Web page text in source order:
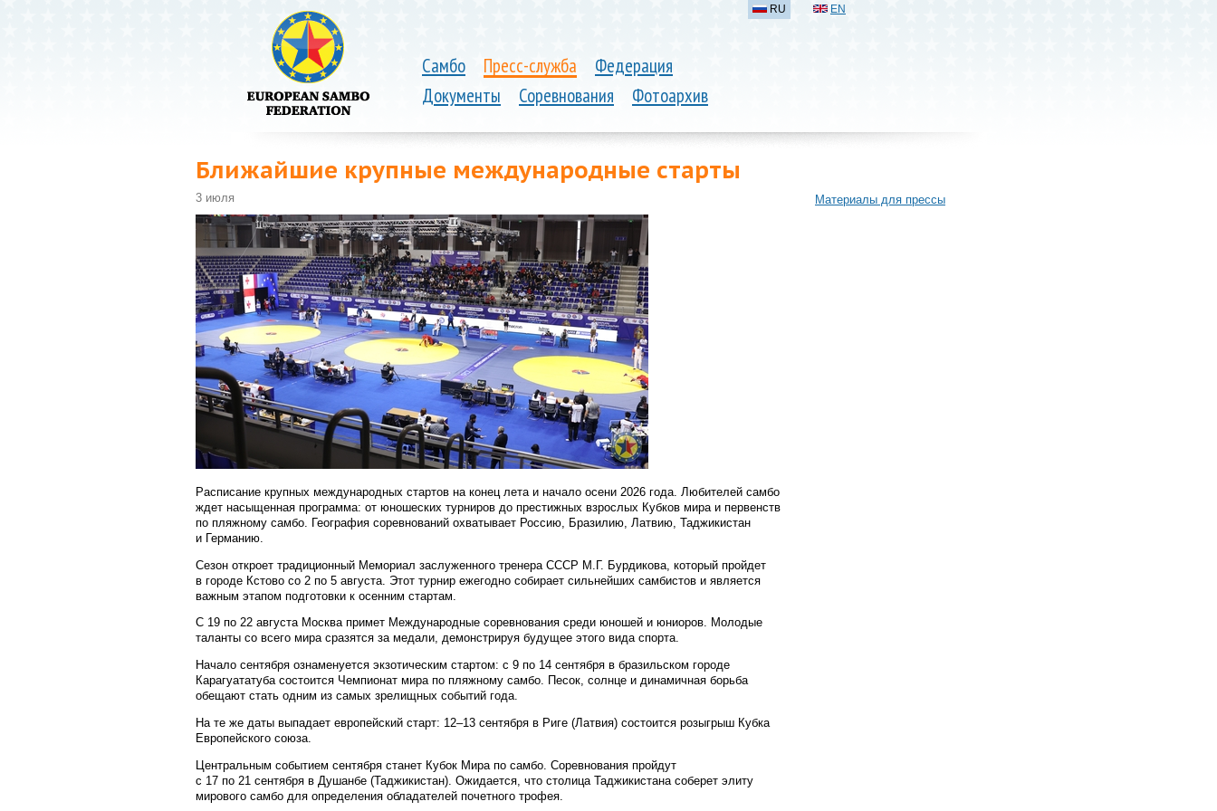
Самбо Пресс-служба
Федерация
Документы
Соревнования Фотоархив
RU EN
Ближайшие крупные международные старты
3 июля
Расписание крупных международных стартов на конец лета и начало осени 2026 года. Любителей самбо
ждет насыщенная программа: от юношеских турниров до престижных взрослых Кубков мира и первенств
по пляжному самбо. География соревнований охватывает Россию, Бразилию, Латвию, Таджикистан
и Германию.
Сезон откроет традиционный Мемориал заслуженного тренера СССР М.Г. Бурдикова, который пройдет
в городе Кстово со 2 по 5 августа. Этот турнир ежегодно собирает сильнейших самбистов и является
важным этапом подготовки к осенним стартам.
С 19 по 22 августа Москва примет Международные соревнования среди юношей и юниоров. Молодые
таланты со всего мира сразятся за медали, демонстрируя будущее этого вида спорта.
Начало сентября ознаменуется экзотическим стартом: с 9 по 14 сентября в бразильском городе
Карагуататуба состоится Чемпионат мира по пляжному самбо. Песок, солнце и динамичная борьба
обещают стать одним из самых зрелищных событий года.
На те же даты выпадает европейский старт: 12–13 сентября в Риге (Латвия) состоится розыгрыш Кубка
Европейского союза.
Центральным событием сентября станет Кубок Мира по самбо. Соревнования пройдут
с 17 по 21 сентября в Душанбе (Таджикистан). Ожидается, что столица Таджикистана соберет элиту
мирового самбо для определения обладателей почетного трофея.
Материалы для прессы